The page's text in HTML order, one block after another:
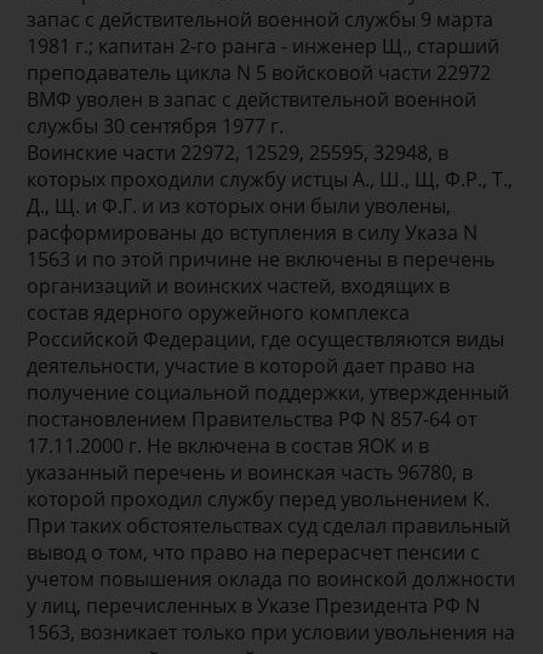
запас с действительной военной службы 9 марта
1981 г.; капитан 2-го ранга - инженер Щ., старший
преподаватель цикла N 5 войсковой части 22972
ВМФ уволен в запас с действительной военной
службы 30 сентября 1977 г.
Воинские части 22972, 12529, 25595, 32948, в
которых проходили службу истцы А., Ш., Щ, Ф.Р., Т.,
Д., Щ. и Ф.Г. и из которых они были уволены,
расформированы до вступления в силу Указа N
1563 и по этой причине не включены в перечень
организаций и воинских частей, входящих в
состав ядерного оружейного комплекса
Российской Федерации, где осуществляются виды
деятельности, участие в которой дает право на
получение социальной поддержки, утвержденный
постановлением Правительства РФ N 857-64 от
17.11.2000 г. Не включена в состав ЯОК и в
указанный перечень и воинская часть 96780, в
которой проходил службу перед увольнением К.
При таких обстоятельствах суд сделал правильный
вывод о том, что право на перерасчет пенсии с
учетом повышения оклада по воинской должности
у лиц, перечисленных в Указе Президента РФ N
1563, возникает только при условии увольнения на